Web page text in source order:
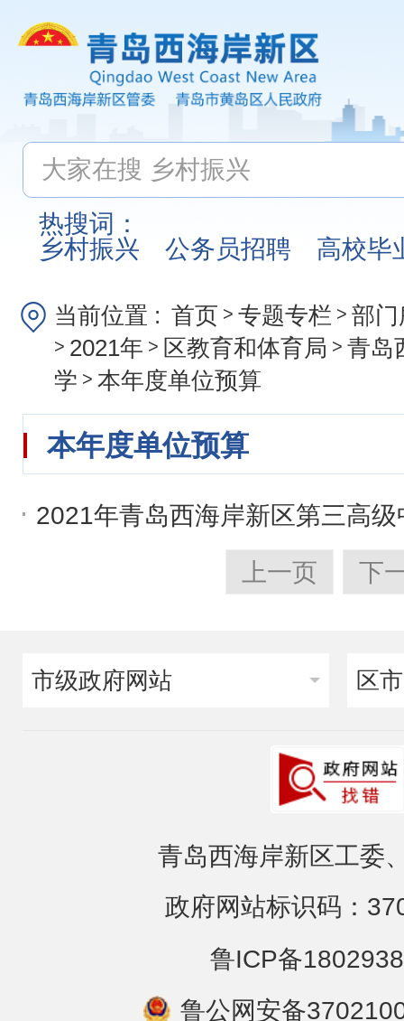
热搜词：
乡村振兴
公务员招聘 高校毕
当前位置 : 首页 > 专题专栏 > 部
> 2021年 > 区教育和体育局 > 青岛
学 > 本年度单位预算
本年度单位预算
2021年青岛西海岸新区第三高
上一页 下
市级政府网站 区
青岛西海岸新区工委
政府网站标识码：
鲁ICP备
鲁公网安备